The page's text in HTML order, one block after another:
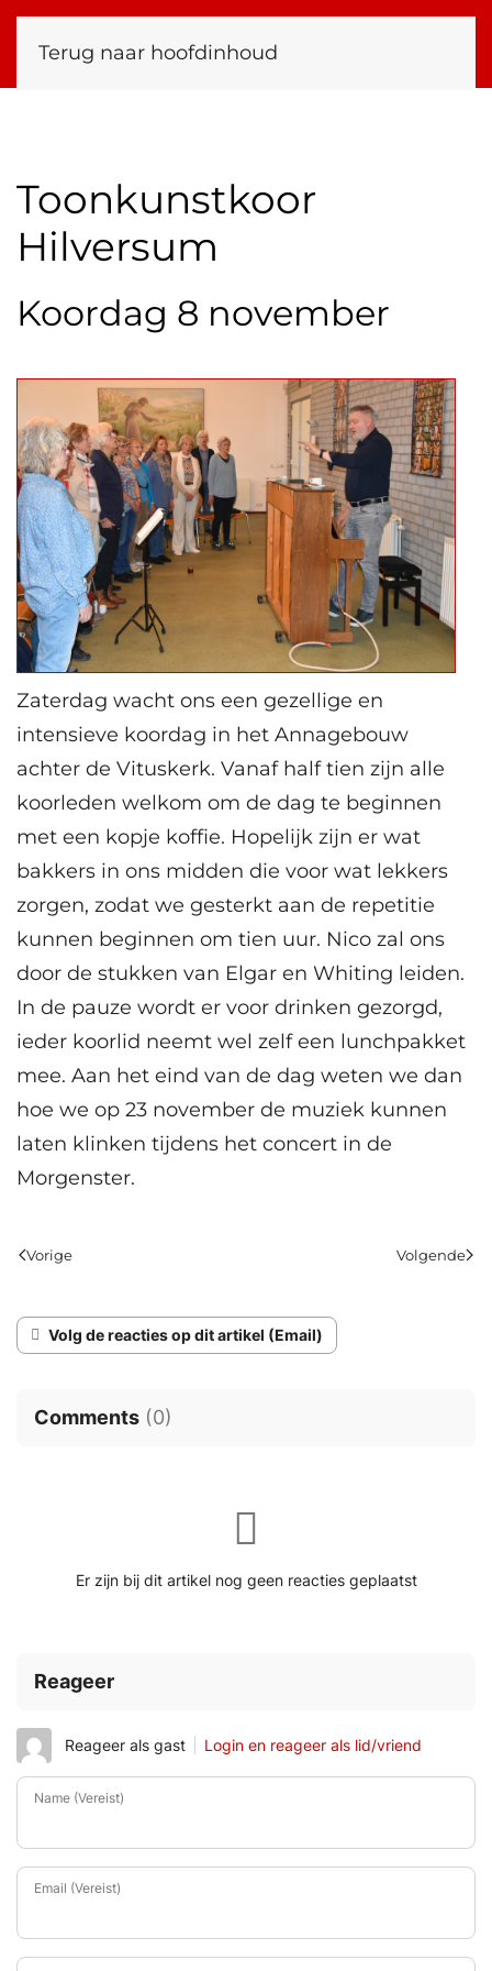
Terug naar hoofdinhoud
Toonkunstkoor
Hilversum
Koordag 8 november
Zaterdag wacht ons een gezellige en
intensieve koordag in het Annagebouw
achter de Vituskerk. Vanaf half tien zijn alle
koorleden welkom om de dag te beginnen
met een kopje koffie. Hopelijk zijn er wat
bakkers in ons midden die voor wat lekkers
zorgen, zodat we gesterkt aan de repetitie
kunnen beginnen om tien uur. Nico zal ons
door de stukken van Elgar en Whiting leiden.
In de pauze wordt er voor drinken gezorgd,
ieder koorlid neemt wel zelf een lunchpakket
mee. Aan het eind van de dag weten we dan
hoe we op 23 november de muziek kunnen
laten klinken tijdens het concert in de
Morgenster.
Vorige Volgende
Volg de reacties op dit artikel (Email)
Comments (0)
Er zijn bij dit artikel nog geen reacties geplaatst
Reageer
Reageer als gast Login en reageer als lid/vriend
Name (Vereist)
Email (Vereist)